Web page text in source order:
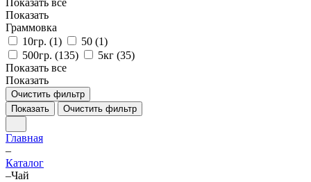
Показать все
Показать
Граммовка
10гр. (1) 50 (1)
500гр. (135) 5кг (35)
Показать все
Показать
Очистить фильтр
Показать
Очистить фильтр
Главная
–
Каталог
–Чай